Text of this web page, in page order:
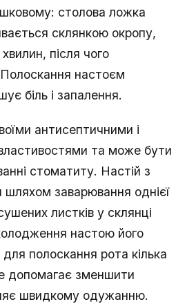
столова ложка
склянкою окропу,
після чого
настоєм
біль і запалення.
антисептичними і
та може бути
стоматиту. Настій з
шляхом заварювання однієї
листків у склянці
настою його
полоскання рота кілька
допомагає зменшити
швидкому одужанню.